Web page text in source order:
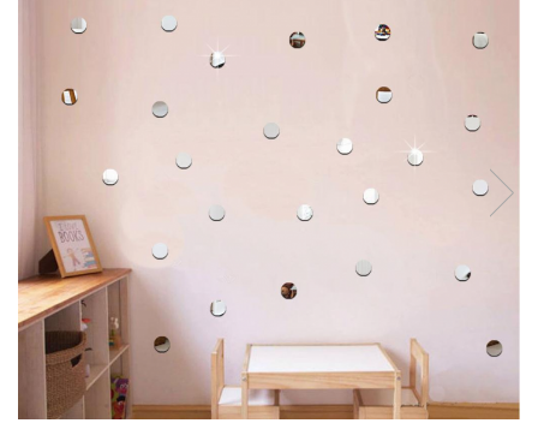
Markere Multisuprafete